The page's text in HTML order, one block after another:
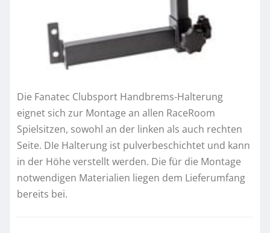
Die Fanatec Clubsport Handbrems-Halterung
eignet sich zur Montage an allen RaceRoom
Spielsitzen, sowohl an der linken als auch rechten
Seite. DIe Halterung ist pulverbeschichtet und kann
in der Höhe verstellt werden. Die für die Montage
notwendigen Materialien liegen dem Lieferumfang
bereits bei.